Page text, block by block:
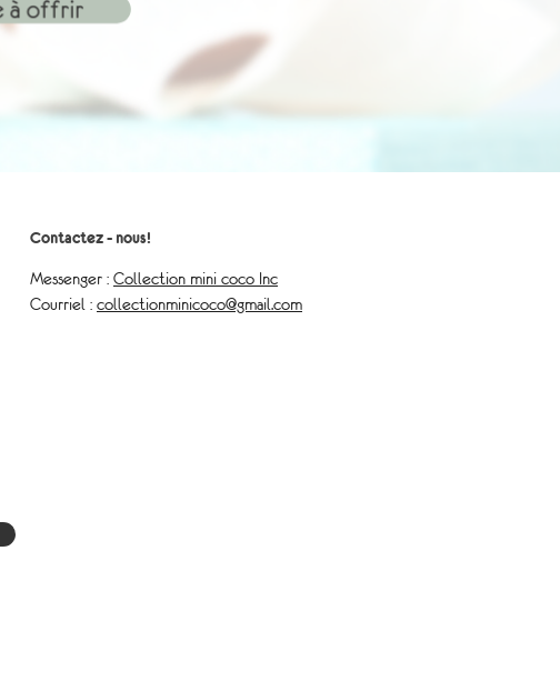
Contactez - nous!
Messenger : Collection mini coco Inc
Courriel : collectionminicoco@gmail.com